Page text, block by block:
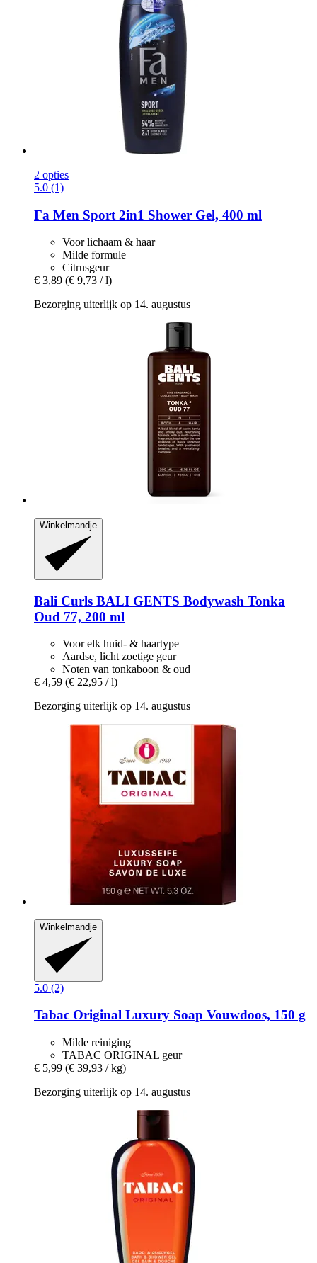
2 opties
5.0 (1)
Fa Men Sport 2in1 Shower Gel, 400 ml
Voor lichaam & haar
Milde formule
Citrusgeur
€ 3,89 (€ 9,73 / l)
Bezorging uiterlijk op 14. augustus
Winkelmandje
Bali Curls BALI GENTS Bodywash Tonka
Oud 77, 200 ml
Voor elk huid- & haartype
Aardse, licht zoetige geur
Noten van tonkaboon & oud
€ 4,59 (€ 22,95 / l)
Bezorging uiterlijk op 14. augustus
Winkelmandje
5.0 (2)
Tabac Original Luxury Soap Vouwdoos, 150 g
Milde reiniging
TABAC ORIGINAL geur
€ 5,99 (€ 39,93 / kg)
Bezorging uiterlijk op 14. augustus